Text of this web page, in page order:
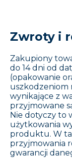
Zwroty i
Zakupiony
do 14 dni od
(opakowanie
uszkodzeniom
wynikające z
przyjmowane
Nie dotyczy to
użytkowania
produktu. W
przyjmowania
gwarancji